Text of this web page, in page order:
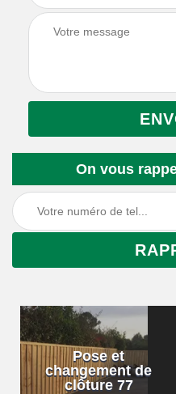
On vous
Pose et
changement de
clôture 77